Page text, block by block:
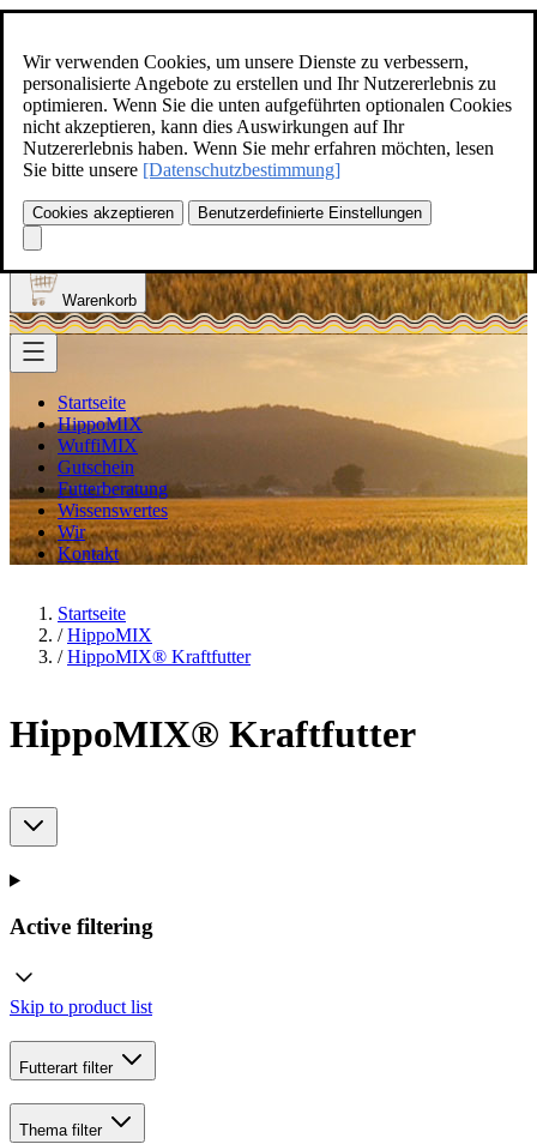
Wir verwenden Cookies, um unsere Dienste zu verbessern,
personalisierte Angebote zu erstellen und Ihr Nutzererlebnis zu
optimieren. Wenn Sie die unten aufgeführten optionalen Cookies
nicht akzeptieren, kann dies Auswirkungen auf Ihr
Nutzererlebnis haben. Wenn Sie mehr erfahren möchten, lesen
Sie bitte unsere [Datenschutzbestimmung]
Cookies akzeptieren Benutzerdefinierte Einstellungen
Zum Inhalt springen
+49(0)5129-308
Produkt finden
0
Warenkorb
Startseite
HippoMIX
WuffiMIX
Gutschein
Futterberatung
Wissenswertes
Wir
Kontakt
Startseite
/ HippoMIX
/ HippoMIX® Kraftfutter
HippoMIX® Kraftfutter
Active filtering
Skip to product list
Futterart filter
Thema filter